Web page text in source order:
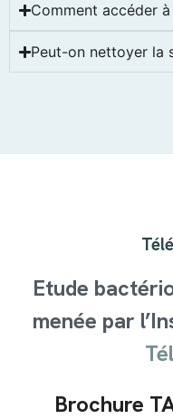
Comment accéder
Peut-on nettoyer la
Etude
menée par
Brochure